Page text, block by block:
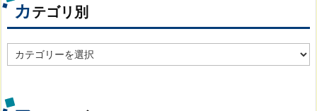
カテゴリ別
テ
別